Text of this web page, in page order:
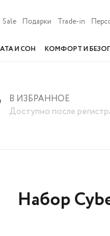
Sale Подарки Trade-in
И СОН КОМФОРТ И
Pack Seat для Mios III
В ИЗБРАННОЕ
Доступно после
Набор